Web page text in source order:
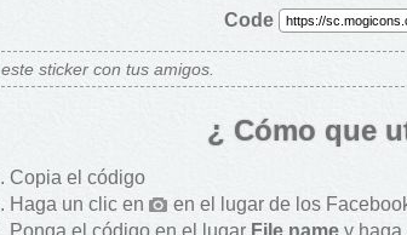
Code
este sticker con tus amigos.
¿ Cómo que
Copia el código
Haga un clic en
en el lugar de los
Ponga el código en el lugar File name y haga